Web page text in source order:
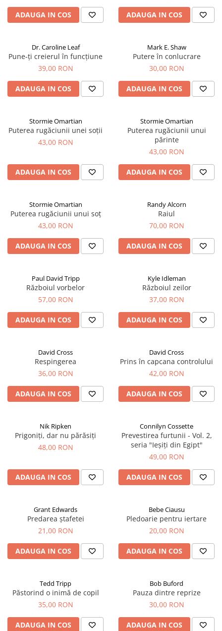
ADAUGA IN COS ADAUGA IN COS
Dr. Caroline Leaf
Pune-ți creierul în funcțiune
39,00 RON
ADAUGA IN COS
Mark E. Shaw
Putere în conlucrare
30,00 RON
ADAUGA IN COS
Stormie Omartian
Puterea rugăciunii unei soții
43,00 RON
ADAUGA IN COS
Stormie Omartian
Puterea rugăciunii unui
părinte
43,00 RON
ADAUGA IN COS
Stormie Omartian
Puterea rugăciunii unui soț
43,00 RON
ADAUGA IN COS
Randy Alcorn
Raiul
70,00 RON
ADAUGA IN COS
Paul David Tripp
Războiul vorbelor
57,00 RON
ADAUGA IN COS
Kyle Idleman
Războiul zeilor
37,00 RON
ADAUGA IN COS
David Cross
Respingerea
36,00 RON
ADAUGA IN COS
David Cross
Prins în capcana controlului
42,00 RON
ADAUGA IN COS
Nik Ripken
Prigoniți, dar nu părăsiți
48,00 RON
ADAUGA IN COS
Connilyn Cossette
Prevestirea furtunii - Vol. 2,
seria "Ieșiți din Egipt"
49,00 RON
ADAUGA IN COS
Grant Edwards
Predarea ștafetei
21,00 RON
ADAUGA IN COS
Bebe Ciausu
Pledoarie pentru iertare
20,00 RON
ADAUGA IN COS
Tedd Tripp
Păstorind o inimă de copil
35,00 RON
ADAUGA IN COS
Bob Buford
Pauza dintre reprize
30,00 RON
ADAUGA IN COS